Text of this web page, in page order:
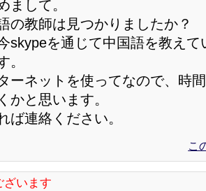
まして。
の教師は見つかりましたか？
skypeを通じて中国語を教えて
。
ーネットを使ってなので、時
かと思います。
ば連絡ください。
こ
ざいます